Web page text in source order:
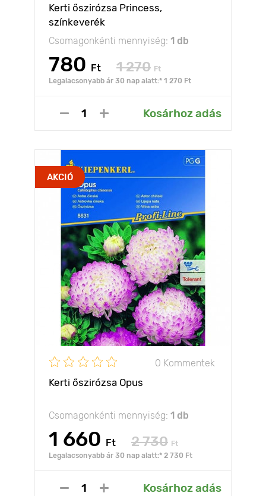
Kerti őszirózsa Princess,
színkeverék
Csomagonkénti mennyiség: 1 db
780 Ft 1 270 Ft
Legalacsonyabb ár 30 nap alatt:* 1 270 Ft
Kosárhoz adás
AKCIÓ
0 Kommentek
Kerti őszirózsa Opus
Csomagonkénti mennyiség: 1 db
1 660 Ft 2 730 Ft
Legalacsonyabb ár 30 nap alatt:* 2 730 Ft
Kosárhoz adás